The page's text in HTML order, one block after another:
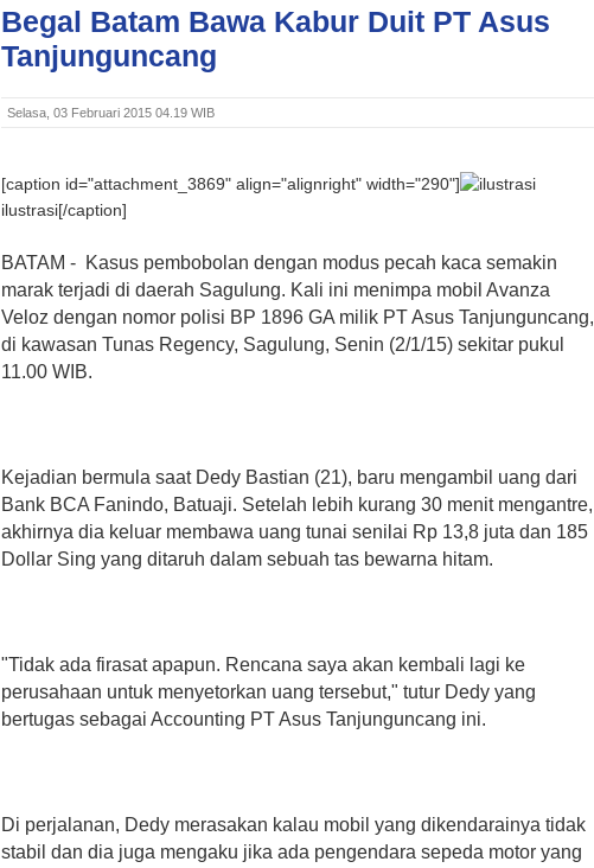
Begal Batam Bawa Kabur Duit PT Asus
Tanjunguncang
Selasa, 03 Februari 2015 04.19 WIB
[caption id="attachment_3869" align="alignright" width="290"]
ilustrasi[/caption]
BATAM - Kasus pembobolan dengan modus pecah kaca semakin
marak terjadi di daerah Sagulung. Kali ini menimpa mobil Avanza
Veloz dengan nomor polisi BP 1896 GA milik PT Asus Tanjunguncang,
di kawasan Tunas Regency, Sagulung, Senin (2/1/15) sekitar pukul
11.00 WIB.
Kejadian bermula saat Dedy Bastian (21), baru mengambil uang dari
Bank BCA Fanindo, Batuaji. Setelah lebih kurang 30 menit mengantre,
akhirnya dia keluar membawa uang tunai senilai Rp 13,8 juta dan 185
Dollar Sing yang ditaruh dalam sebuah tas bewarna hitam.
"Tidak ada firasat apapun. Rencana saya akan kembali lagi ke
perusahaan untuk menyetorkan uang tersebut," tutur Dedy yang
bertugas sebagai Accounting PT Asus Tanjunguncang ini.
Di perjalanan, Dedy merasakan kalau mobil yang dikendarainya tidak
stabil dan dia juga mengaku jika ada pengendara sepeda motor yang